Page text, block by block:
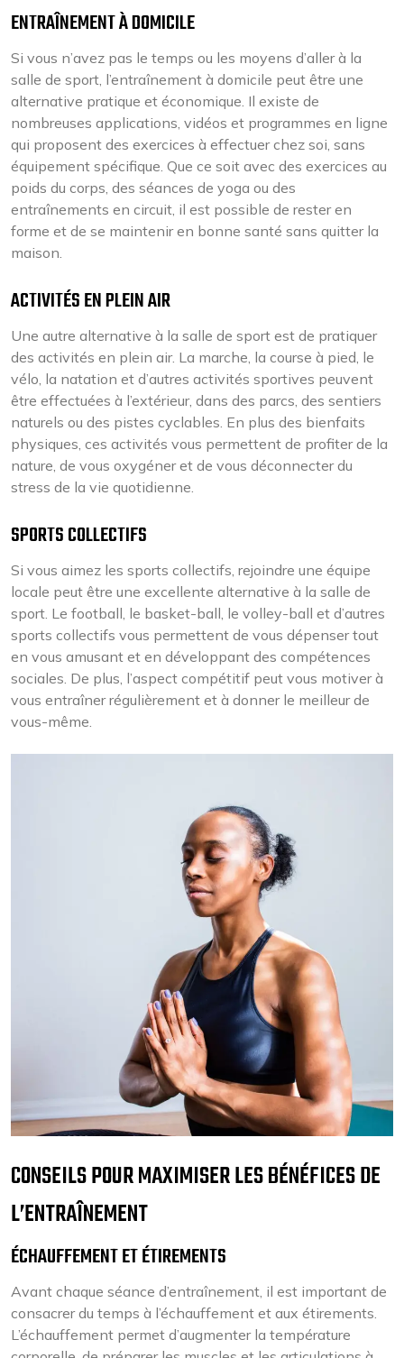
ENTRAÎNEMENT À DOMICILE
Si vous n’avez pas le temps ou les moyens d’aller à la
salle de sport, l’entraînement à domicile peut être une
alternative pratique et économique. Il existe de
nombreuses applications, vidéos et programmes en ligne
qui proposent des exercices à effectuer chez soi, sans
équipement spécifique. Que ce soit avec des exercices au
poids du corps, des séances de yoga ou des
entraînements en circuit, il est possible de rester en
forme et de se maintenir en bonne santé sans quitter la
maison.
ACTIVITÉS EN PLEIN AIR
Une autre alternative à la salle de sport est de pratiquer
des activités en plein air. La marche, la course à pied, le
vélo, la natation et d’autres activités sportives peuvent
être effectuées à l’extérieur, dans des parcs, des sentiers
naturels ou des pistes cyclables. En plus des bienfaits
physiques, ces activités vous permettent de profiter de la
nature, de vous oxygéner et de vous déconnecter du
stress de la vie quotidienne.
SPORTS COLLECTIFS
Si vous aimez les sports collectifs, rejoindre une équipe
locale peut être une excellente alternative à la salle de
sport. Le football, le basket-ball, le volley-ball et d’autres
sports collectifs vous permettent de vous dépenser tout
en vous amusant et en développant des compétences
sociales. De plus, l’aspect compétitif peut vous motiver à
vous entraîner régulièrement et à donner le meilleur de
vous-même.
CONSEILS POUR MAXIMISER LES BÉNÉFICES DE
L’ENTRAÎNEMENT
ÉCHAUFFEMENT ET ÉTIREMENTS
Avant chaque séance d’entraînement, il est important de
consacrer du temps à l’échauffement et aux étirements.
L’échauffement permet d’augmenter la température